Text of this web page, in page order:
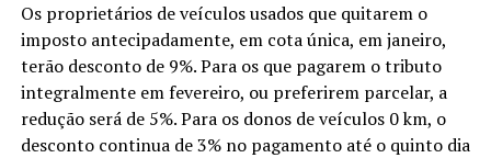
Os proprietários de veículos usados que quitarem o
imposto antecipadamente, em cota única, em janeiro,
terão desconto de 9%. Para os que pagarem o tributo
integralmente em fevereiro, ou preferirem parcelar, a
redução será de 5%. Para os donos de veículos 0 km, o
desconto continua de 3% no pagamento até o quinto dia